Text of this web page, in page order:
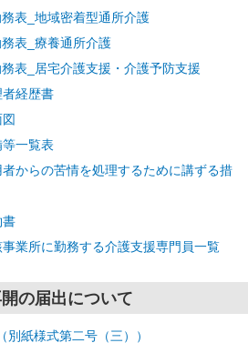
務表_地域密着型通所介護
務表_療養通所介護
務表_居宅介護支援・介護予防支援
者経歴書
等一覧表
者からの苦情を処理するために講ずる措
書
事業所に勤務する介護支援専門員一覧
の届出について
別紙様式第二号（三））